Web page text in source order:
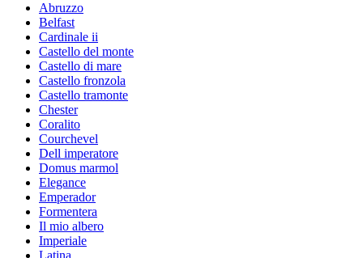
Abruzzo
Belfast
Cardinale ii
Castello del monte
Castello di mare
Castello fronzola
Castello tramonte
Chester
Coralito
Courchevel
Dell imperatore
Domus marmol
Elegance
Emperador
Formentera
Il mio albero
Imperiale